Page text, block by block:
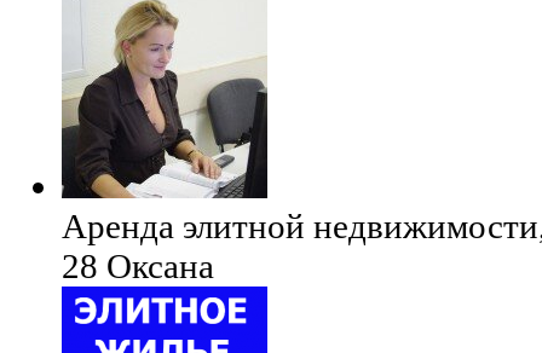
Аренда элитной
28 Оксана